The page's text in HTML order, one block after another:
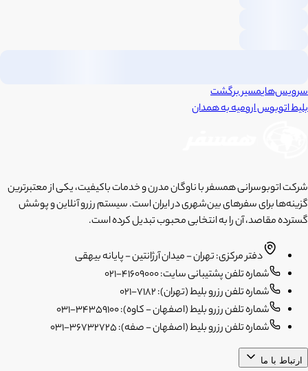
سرویس‌هایمسیر برگشت
بلیط اتوبوسارومیهبههمدان
شرکت اتوبوسرانی همسفر با ناوگان مدرن و خدمات باکیفیت، یکی از معتبرترین
گزینه‌ها برای سفرهای بین‌شهری در ایران است. سیستم رزرو آنلاین و پوشش
گسترده مقاصد، آن را به انتخابی محبوب تبدیل کرده است.
دفتر مرکزی: تهران - میدان آرژانتین - پایانه بیهقی
شماره تلفن پشتیبانی سایت: 41609000-021
شماره تلفن رزرو بلیط (تهران): 7182-021
شماره تلفن رزرو بلیط (اصفهان - کاوه): 34359100-031
شماره تلفن رزرو بلیط (اصفهان - صفه): 36732725-031
ارتباط با ما